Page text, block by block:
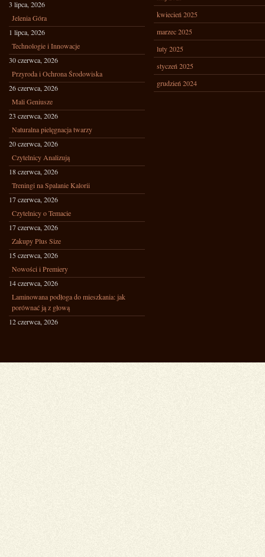
3 lipca, 2026
Jelenia Góra
1 lipca, 2026
Technologie i Innowacje
30 czerwca, 2026
Przyroda i Ochrona Środowiska
26 czerwca, 2026
Mali Geniusze
23 czerwca, 2026
Naturalna pielęgnacja twarzy
20 czerwca, 2026
Czytelnicy Analizują
18 czerwca, 2026
Treningi na Spalanie Kalorii
17 czerwca, 2026
Czytelnicy o Temacie
17 czerwca, 2026
Zakupy Plus Size
15 czerwca, 2026
Nowości i Premiery
14 czerwca, 2026
Laminowana podłoga do mieszkania: jak
porównać ją z głową
12 czerwca, 2026
kwiecień 2025
marzec 2025
luty 2025
styczeń 2025
grudzień 2024